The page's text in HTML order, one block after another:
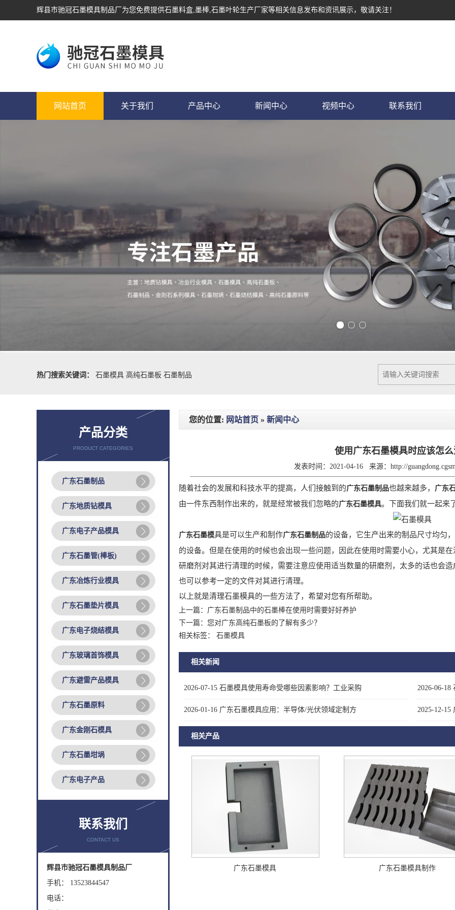
辉县市驰冠石墨模具制品厂为您免费提供石墨料盒,墨棒,石墨叶轮生产厂家等相关信息发布和资讯展示，敬请关注！
网站首页 关于我们 产品中心 新闻中心 视频中心 联系我们
热门搜索关键词：
石墨模具 高纯石墨板 石墨制品
产品分类
PRODUCT CATEGORIES
广东石墨制品
广东地质钻模具
广东电子产品模具
广东石墨管(棒板)
广东冶炼行业模具
广东石墨垫片模具
广东电子烧结模具
广东玻璃首饰模具
广东避雷产品模具
广东石墨原料
广东金刚石模具
广东石墨坩埚
广东电子产品
联系我们
CONTACT US
辉县市驰冠石墨模具制品厂
手机： 13523844547
电话：
您的位置: 网站首页 » 新闻中心
使用广东石墨模具时应该怎
发表时间：2021-04-16 来源： http://
随着社会的发展和科技水平的提高，人们接触到的广东石墨制品也越来越多， 广东
由一件东西制作出来的，就是经常被我们忽略的广东石墨模具。下面我们就一起来
广东石墨模具是可以生产和制作广东石墨制品的设备，它生产出来的制品尺寸均匀
的设备。但是在使用的时候也会出现一些问题，因此在使用时需要小心，尤其是
研磨剂对其进行清理的时候，需要注意应使用适当数量的研磨剂，太多的话也会
也可以参考一定的文件对其进行清理。
以上就是清理石墨模具的一些方法了，希望对您有所帮助。
上一篇： 广东石墨制品中的石墨棒在使用时需要好好养护
下一篇： 您对广东高纯石墨板的了解有多少？
相关标签： 石墨模具
相关新闻
2026-07-15 石墨模具使用寿命受哪些因素影响？工业采购 2026-06-18
2026-01-16 广东石墨模具应用：半导体/光伏领域定制方 2025-12-15
相关产品
广东石墨模具 广东石墨模具制作